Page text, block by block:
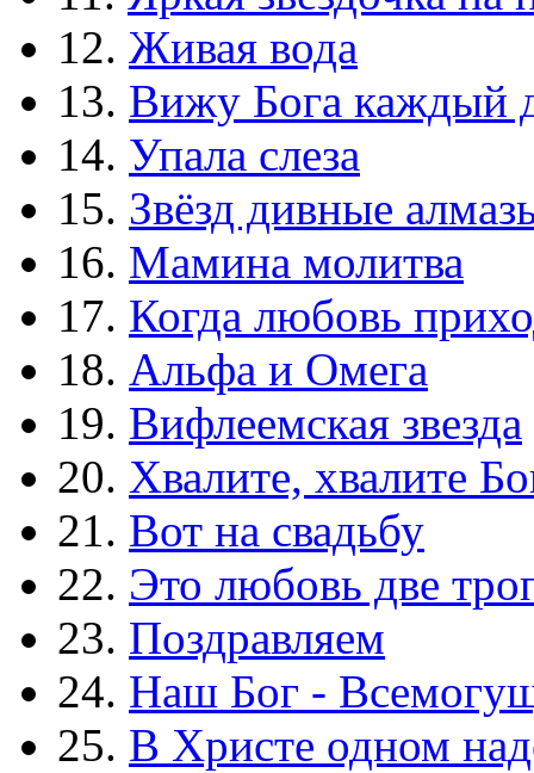
12. Живая вода
13. Вижу Бога каждый
14. Упала слеза
15. Звёзд дивные
16. Мамина молитва
17. Когда любовь
18. Альфа и Омега
19. Вифлеемская звезда
20. Хвалите, хвалите
21. Вот на свадьбу
22. Это любовь две
23. Поздравляем
24. Наш Бог -
25. В Христе одном